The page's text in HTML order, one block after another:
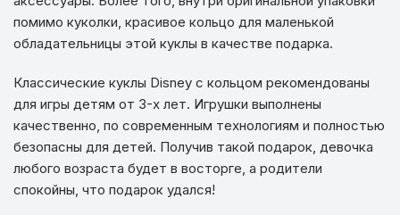
помимо куколки, красивое кольцо для маленькой
обладательницы этой куклы в качестве подарка.
Классические куклы Disney с кольцом рекомендованы
для игры детям от 3-х лет. Игрушки выполнены
качественно, по современным технологиям и полностью
безопасны для детей. Получив такой подарок, девочка
любого возраста будет в восторге, а родители
спокойны, что подарок удался!